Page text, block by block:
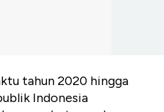
tahun 2020 hingga
Indonesia